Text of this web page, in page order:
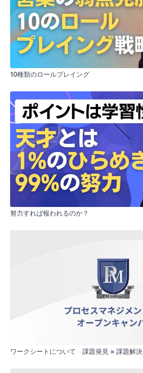
10種類のロールプレイング
努力すれば報われるのか？
ワークシートについて 課題発見 × 課題解決